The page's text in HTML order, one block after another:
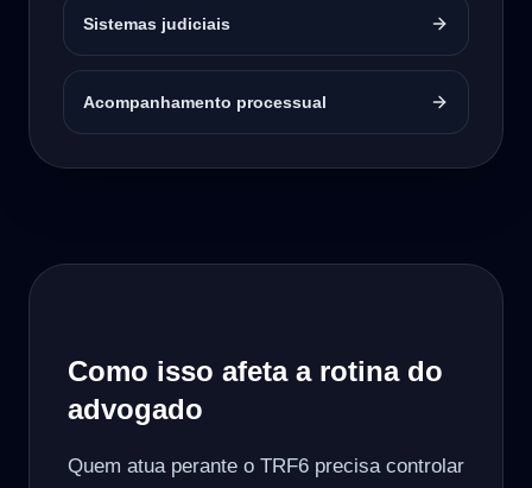
Sistemas judiciais
Acompanhamento processual
Como isso afeta a rotina do
advogado
Quem atua perante o TRF6 precisa controlar